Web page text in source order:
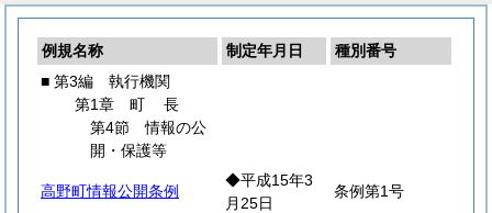
例規名称 制定年月日
種別番号
■ 第3編 執行機関
第1章 町長
第4節 情報の公
開・保護等
高野町情報公開条例
◆平成15年3
月25日
条例第1号